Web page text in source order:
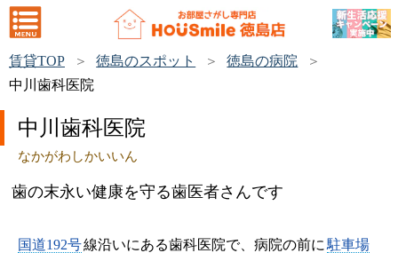
賃貸TOP 徳島のスポット
徳島の病院
中川歯科医院
中川歯科医院
なかがわしかいいん
歯の末永い健康を守る歯医者さんです
国道192号線沿いにある歯科医院で、病院の前に 駐車場